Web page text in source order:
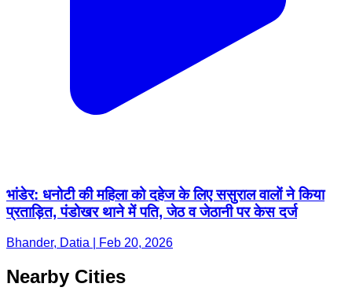
भांडेर: धनोटी की महिला को दहेज के लिए ससुराल वालों ने किया
प्रताड़ित, पंडोखर थाने में पति, जेठ व जेठानी पर केस दर्ज
Bhander, Datia | Feb 20, 2026
Nearby Cities